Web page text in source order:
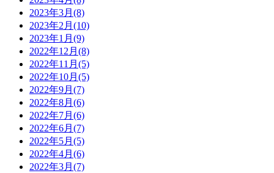
2023年3月(8)
2023年2月(10)
2023年1月(9)
2022年12月(8)
2022年11月(5)
2022年10月(5)
2022年9月(7)
2022年8月(6)
2022年7月(6)
2022年6月(7)
2022年5月(5)
2022年4月(6)
2022年3月(7)